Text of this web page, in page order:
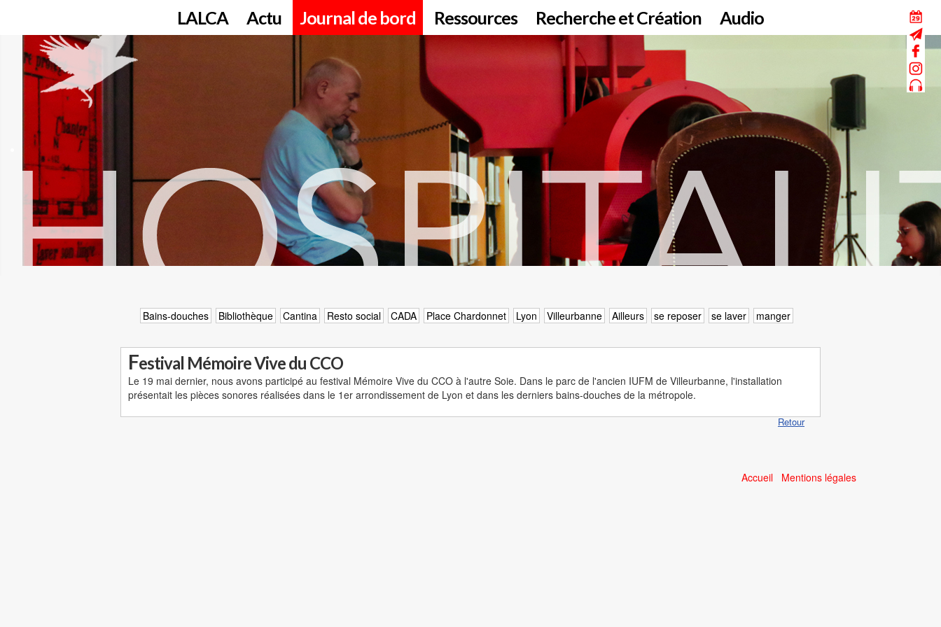
LALCA Actu Journal de bord Ressources Recherche et Création Audio
Bains-douches Bibliothèque Cantina Resto social CADA Place Chardonnet Lyon Villeurbanne Ailleurs se reposer se laver manger
Festival Mémoire Vive du CCO
Le 19 mai dernier, nous avons participé au festival Mémoire Vive du CCO à l'autre Soie. Dans le parc de l'ancien IUFM de Villeurbanne, l'installation
présentait les pièces sonores réalisées dans le 1er arrondissement de Lyon et dans les derniers bains-douches de la métropole.
Retour
Accueil Mentions légales